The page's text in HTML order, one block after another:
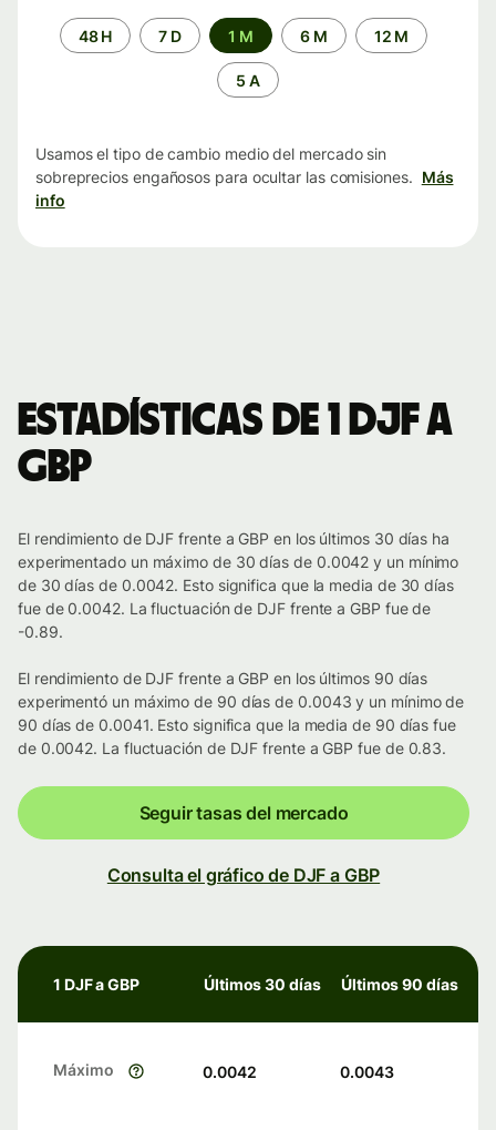
Periodo48 H 7 D 1 M 6 M 12 M
5 A
Usamos el tipo de cambio medio del mercado sin
sobreprecios engañosos para ocultar las comisiones. Más
info
Estadísticas de 1 DJF a
GBP
El rendimiento de DJF frente a GBP en los últimos 30 días ha
experimentado un máximo de 30 días de 0.0042 y un mínimo
de 30 días de 0.0042. Esto significa que la media de 30 días
fue de 0.0042. La fluctuación de DJF frente a GBP fue de
-0.89.
El rendimiento de DJF frente a GBP en los últimos 90 días
experimentó un máximo de 90 días de 0.0043 y un mínimo de
90 días de 0.0041. Esto significa que la media de 90 días fue
de 0.0042. La fluctuación de DJF frente a GBP fue de 0.83.
Seguir tasas del mercado
Consulta el gráfico de DJF a GBP
1 DJF a GBP Últimos 30 días Últimos 90 días
Máximo 0.0042 0.0043